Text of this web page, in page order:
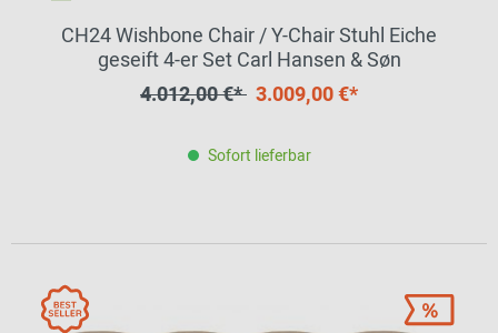
CH24 Wishbone Chair / Y-Chair Stuhl Eiche
geseift 4-er Set Carl Hansen & Søn
4.012,00 €* 3.009,00 €*
Sofort lieferbar